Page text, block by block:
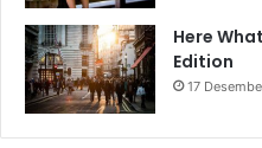
Here
Edition
17